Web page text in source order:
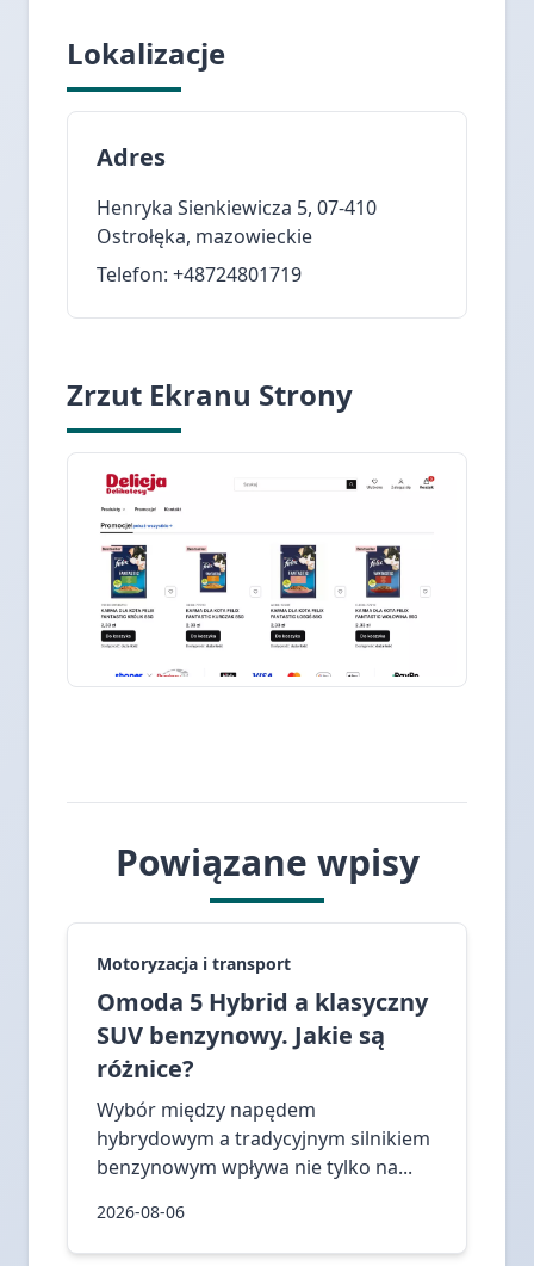
Lokalizacje
Adres
Henryka Sienkiewicza 5, 07-410
Ostrołęka, mazowieckie
Telefon: +48724801719
Zrzut Ekranu Strony
Powiązane wpisy
Motoryzacja i transport
Omoda 5 Hybrid a klasyczny
SUV benzynowy. Jakie są
różnice?
Wybór między napędem
hybrydowym a tradycyjnym silnikiem
benzynowym wpływa nie tylko na...
2026-08-06